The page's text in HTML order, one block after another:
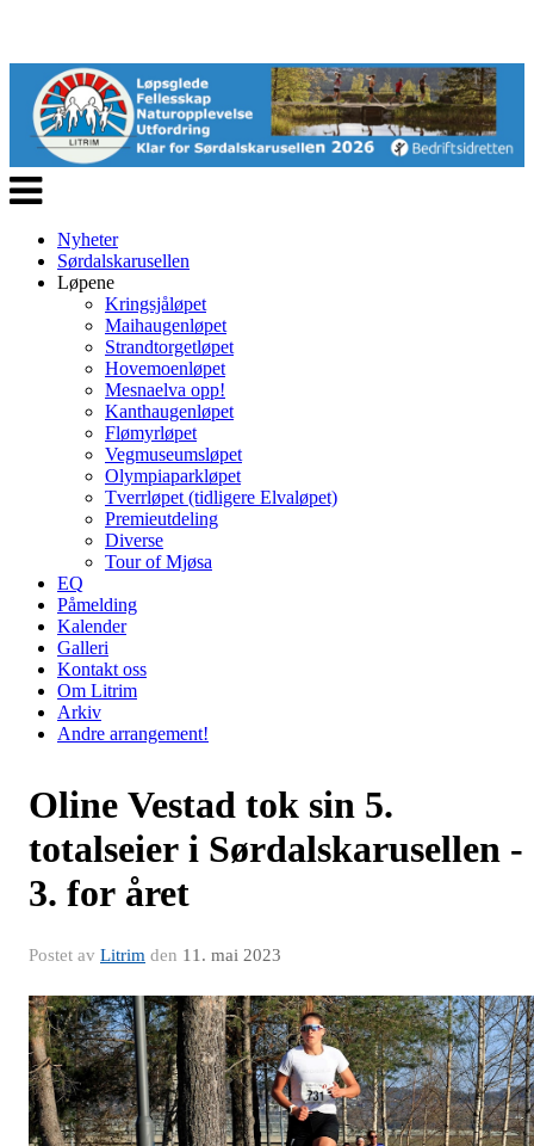
Veksle
navigasjon
Nyheter
Sørdalskarusellen
Løpene
Kringsjåløpet
Maihaugenløpet
Strandtorgetløpet
Hovemoenløpet
Mesnaelva opp!
Kanthaugenløpet
Flømyrløpet
Vegmuseumsløpet
Olympiaparkløpet
Tverrløpet (tidligere Elvaløpet)
Premieutdeling
Diverse
Tour of Mjøsa
EQ
Påmelding
Kalender
Galleri
Kontakt oss
Om Litrim
Arkiv
Andre arrangement!
Oline Vestad tok sin 5.
totalseier i Sørdalskarusellen -
3. for året
Postet av Litrim den 11. mai 2023